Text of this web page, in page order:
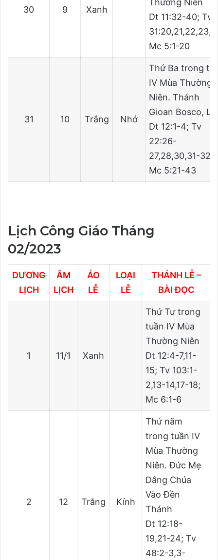
30 9 Xanh
Thường Niên
Dt 11:32-40; Tv
Mc 5:1-20
31 10 Trắng Nhớ
Thứ Ba trong
IV Mùa Thường
Niên. Thánh
Gioan Bosco,
Dt 12:1-4; Tv
22:26-
27,28,30,31-32;
Mc 5:21-43
Lịch Công Giáo Tháng
02/2023
DƯƠNG
LỊCH
ÂM
LỊCH
ÁO
LỄ
LOẠI
LỄ
THÁNH LỄ –
BÀI ĐỌC
1 11/1 Xanh
Thứ Tư trong
tuần IV Mùa
Thường Niên
Dt 12:4-7,11-
15; Tv 103:1-
2,13-14,17-18;
Mc 6:1-6
2 12 Trắng Kính
Thứ năm
trong tuần IV
Mùa Thường
Niên. Đức Mẹ
Dâng Chúa
Vào Đền
Thánh
Dt 12:18-
19,21-24; Tv
48:2-3,3-